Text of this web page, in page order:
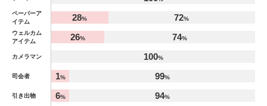
ペーパーア
イテム
28% 72%
ウェルカム
アイテム
26% 74%
カメラマン 100%
司会者 1% 99%
引き出物 6% 94%